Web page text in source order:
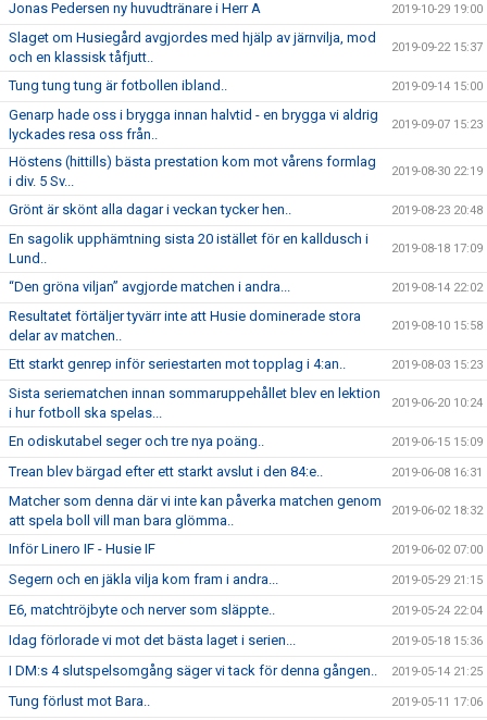
Jonas Pedersen ny huvudtränare i Herr A 2019-10-29 19:00
Slaget om Husiegård avgjordes med hjälp av järnvilja, mod
och en klassisk tåfjutt..
2019-09-22 15:37
Tung tung tung är fotbollen ibland.. 2019-09-14 15:00
Genarp hade oss i brygga innan halvtid - en brygga vi aldrig
lyckades resa oss från..
2019-09-07 15:23
Höstens (hittills) bästa prestation kom mot vårens formlag
i div. 5 Sv...
2019-08-30 22:19
Grönt är skönt alla dagar i veckan tycker hen.. 2019-08-23 20:48
En sagolik upphämtning sista 20 istället för en kalldusch i
Lund..
2019-08-18 17:09
“Den gröna viljan” avgjorde matchen i andra... 2019-08-14 22:02
Resultatet förtäljer tyvärr inte att Husie dominerade stora
delar av matchen..
2019-08-10 15:58
Ett starkt genrep inför seriestarten mot topplag i 4:an.. 2019-08-03 15:23
Sista seriematchen innan sommaruppehållet blev en lektion
i hur fotboll ska spelas...
2019-06-20 10:24
En odiskutabel seger och tre nya poäng.. 2019-06-15 15:09
Trean blev bärgad efter ett starkt avslut i den 84:e.. 2019-06-08 16:31
Matcher som denna där vi inte kan påverka matchen genom
att spela boll vill man bara glömma..
2019-06-02 18:32
Inför Linero IF - Husie IF 2019-06-02 07:00
Segern och en jäkla vilja kom fram i andra... 2019-05-29 21:15
E6, matchtröjbyte och nerver som släppte.. 2019-05-24 22:04
Idag förlorade vi mot det bästa laget i serien... 2019-05-18 15:36
I DM:s 4 slutspelsomgång säger vi tack för denna gången.. 2019-05-14 21:25
Tung förlust mot Bara.. 2019-05-11 17:06